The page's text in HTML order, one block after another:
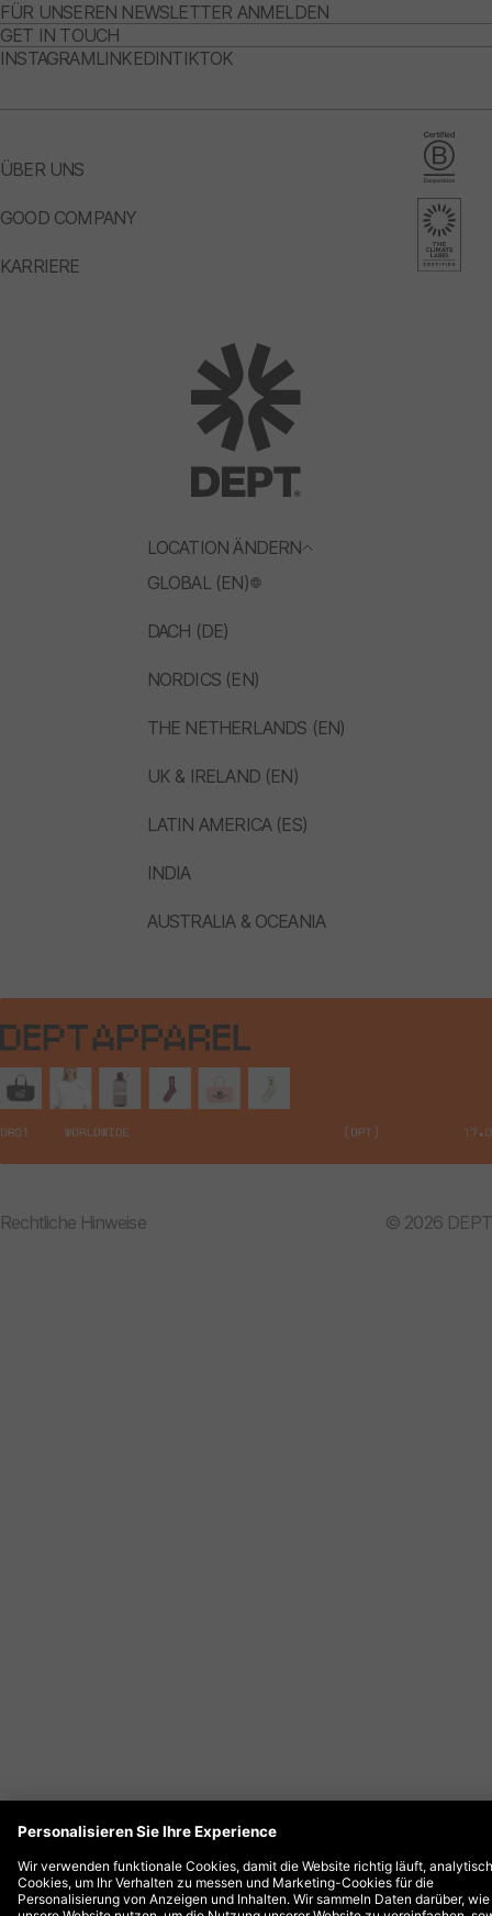
LOCATION ÄNDERN
GLOBAL (EN)
DACH (DE)
NORDICS (EN)
THE NETHERLANDS (EN)
UK & IRELAND (EN)
LATIN AMERICA (ES)
INDIA
AUSTRALIA & OCEANIA
ÜBER UNS
GOOD COMPANY
KARRIERE
FÜR UNSEREN NEWSLETTER ANMELDEN
GET IN TOUCH
INSTAGRAMLINKEDINTIKTOK
Rechtliche Hinweise © 2026 DEPT